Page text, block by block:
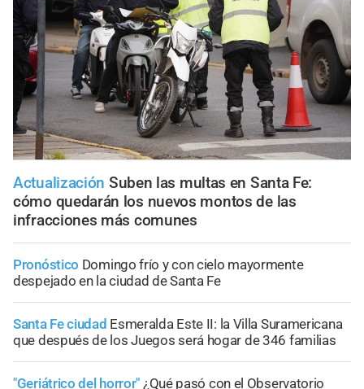
Actualización Suben las multas en Santa Fe:
cómo quedarán los nuevos montos de las
infracciones más comunes
Pronóstico Domingo frío y con cielo mayormente
despejado en la ciudad de Santa Fe
Santa Fe ciudad Esmeralda Este II: la Villa Suramericana
que después de los Juegos será hogar de 346 familias
"Geriátrico del horror" ¿Qué pasó con el Observatorio